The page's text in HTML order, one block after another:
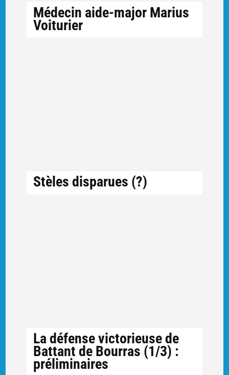
Médecin aide-major Marius
Voiturier
Stèles disparues (?)
La défense victorieuse de
Battant de Bourras (1/3) :
préliminaires